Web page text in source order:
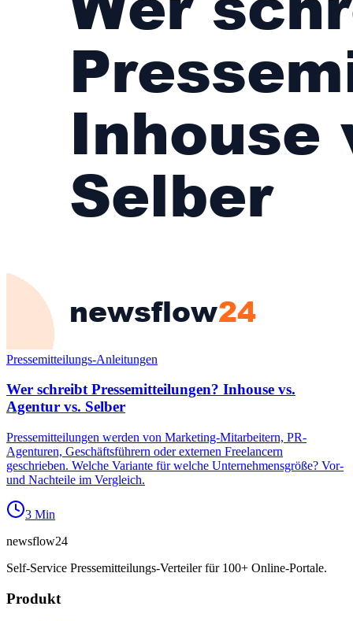
Pressemitteilungs-Anleitungen
Wer schreibt Pressemitteilungen? Inhouse vs.
Agentur vs. Selber
Pressemitteilungen werden von Marketing-Mitarbeitern, PR-
Agenturen, Geschäftsführern oder externen Freelancern
geschrieben. Welche Variante für welche Unternehmensgröße? Vor-
und Nachteile im Vergleich.
3 Min
newsflow24
Self-Service Pressemitteilungs-Verteiler für 100+ Online-Portale.
Produkt